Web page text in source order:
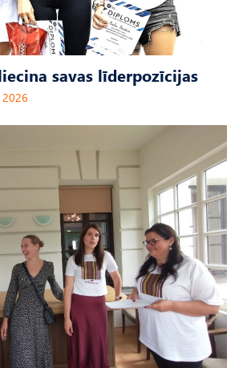
savas līderpozīcijas